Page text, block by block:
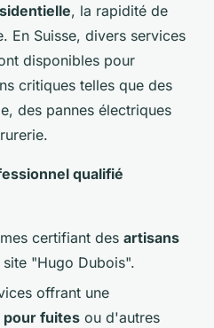
, la rapidité de
En Suisse, divers services
disponibles pour
critiques telles que des
des pannes électriques
qualifié
certifiant des artisans
"Hugo Dubois".
offrant une
fuites ou d'autres